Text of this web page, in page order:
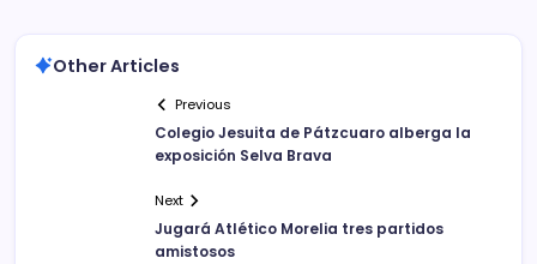
Other Articles
Previous
Colegio Jesuita de Pátzcuaro alberga la
exposición Selva Brava
Next
Jugará Atlético Morelia tres partidos
amistosos